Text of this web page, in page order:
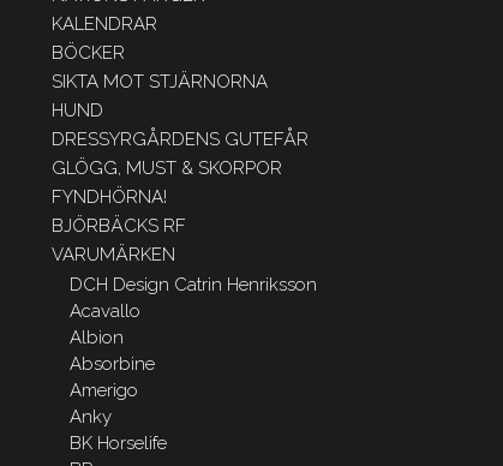
KALENDRAR
BÖCKER
SIKTA MOT STJÄRNORNA
HUND
DRESSYRGÅRDENS GUTEFÅR
GLÖGG, MUST & SKORPOR
FYNDHÖRNA!
BJÖRBÄCKS RF
VARUMÄRKEN
DCH Design Catrin Henriksson
Acavallo
Albion
Absorbine
Amerigo
Anky
BK Horselife